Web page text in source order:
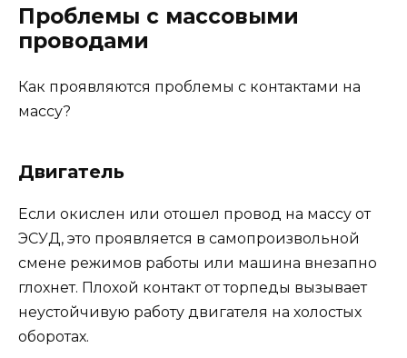
Проблемы с массовыми
проводами
Как проявляются проблемы с контактами на
массу?
Двигатель
Если окислен или отошел провод на массу от
ЭСУД, это проявляется в самопроизвольной
смене режимов работы или машина внезапно
глохнет. Плохой контакт от торпеды вызывает
неустойчивую работу двигателя на холостых
оборотах.